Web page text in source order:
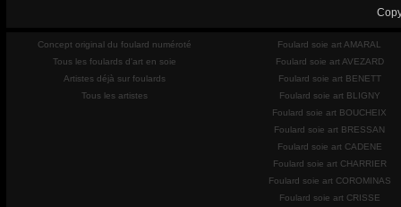
Concept original du foulard numéroté
Tous les foulards d'art en soie
Artistes déjà sur foulards
Tous les artistes
Foulard soie art AMARAL
Foulard soie art AVEZARD
Foulard soie art BENETT
Foulard soie art BLIGNY
Foulard soie art BOUCHEIX
Foulard soie art BRESSAN
Foulard soie art CADENE
Foulard soie art CHARRIER
Foulard soie art COROMINAS
Foulard soie art CRISSE